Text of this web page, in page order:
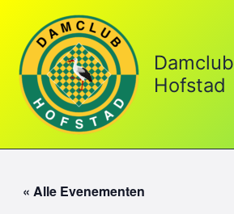
inhoud
Damclub
Hofstad
« Alle Evenementen